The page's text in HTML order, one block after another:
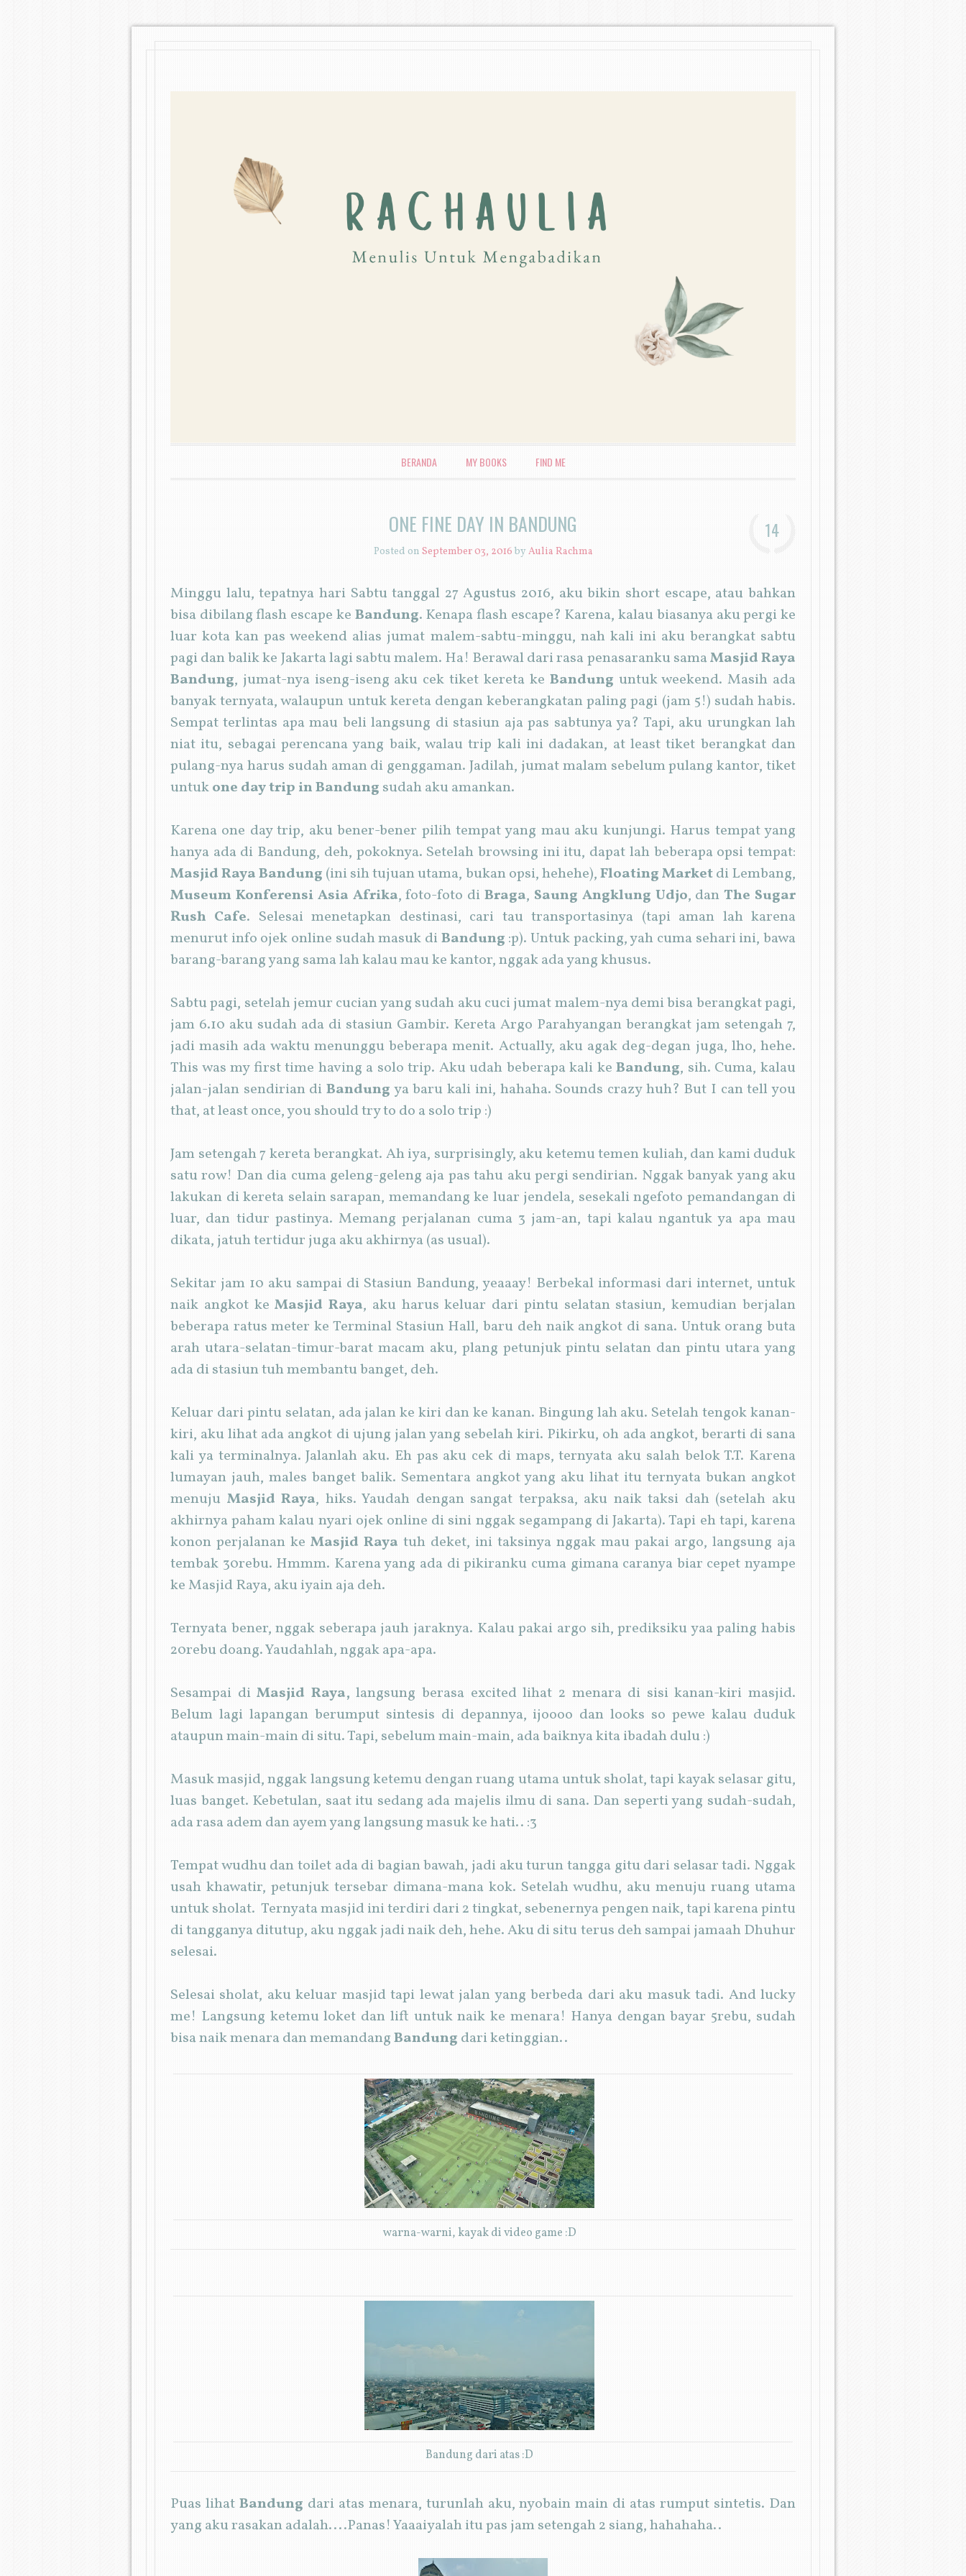
BERANDA MY BOOKS FIND ME
ONE FINE DAY IN BANDUNG
Posted on September 03, 2016 by Aulia Rachma
14
Minggu lalu, tepatnya hari Sabtu tanggal 27 Agustus 2016, aku bikin short escape, atau bahkan
bisa dibilang flash escape ke Bandung. Kenapa flash escape? Karena, kalau biasanya aku pergi ke
luar kota kan pas weekend alias jumat malem-sabtu-minggu, nah kali ini aku berangkat sabtu
pagi dan balik ke Jakarta lagi sabtu malem. Ha! Berawal dari rasa penasaranku samaMasjid Raya
Bandung, jumat-nya iseng-iseng aku cek tiket kereta ke Bandung untuk weekend. Masih ada
banyak ternyata, walaupun untuk kereta dengan keberangkatan paling pagi (jam 5!) sudah habis.
Sempat terlintas apa mau beli langsung di stasiun aja pas sabtunya ya? Tapi, aku urungkan lah
niat itu, sebagai perencana yang baik, walau trip kali ini dadakan, at least tiket berangkat dan
pulang-nya harus sudah aman di genggaman. Jadilah, jumat malam sebelum pulang kantor, tiket
untukone day trip in Bandung sudah aku amankan.
Karena one day trip, aku bener-bener pilih tempat yang mau aku kunjungi. Harus tempat yang
hanya ada di Bandung, deh, pokoknya. Setelah browsing ini itu, dapat lah beberapa opsi tempat:
Masjid Raya Bandung (ini sih tujuan utama, bukan opsi, hehehe),Floating Marketdi Lembang,
Museum Konferensi Asia Afrika, foto-foto di Braga, Saung Angklung Udjo, danThe Sugar
Rush Cafe. Selesai menetapkan destinasi, cari tau transportasinya (tapi aman lah karena
menurut info ojek online sudah masuk diBandung :p). Untuk packing, yah cuma sehari ini, bawa
barang-barang yang sama lah kalau mau ke kantor, nggak ada yang khusus.
Sabtu pagi, setelah jemur cucian yang sudah aku cuci jumat malem-nya demi bisa berangkat pagi,
jam 6.10 aku sudah ada di stasiun Gambir. Kereta Argo Parahyangan berangkat jam setengah 7,
jadi masih ada waktu menunggu beberapa menit. Actually, aku agak deg-degan juga, lho, hehe.
This was my first time having a solo trip. Aku udah beberapa kali keBandung, sih. Cuma, kalau
jalan-jalan sendirian diBandung ya baru kali ini, hahaha. Sounds crazy huh? But I can tell you
that, at least once, you should try to do a solo trip :)
Jam setengah 7 kereta berangkat. Ah iya, surprisingly, aku ketemu temen kuliah, dan kami duduk
satu row! Dan dia cuma geleng-geleng aja pas tahu aku pergi sendirian. Nggak banyak yang aku
lakukan di kereta selain sarapan, memandang ke luar jendela, sesekali ngefoto pemandangan di
luar, dan tidur pastinya. Memang perjalanan cuma 3 jam-an, tapi kalau ngantuk ya apa mau
dikata, jatuh tertidur juga aku akhirnya (as usual).
Sekitar jam 10 aku sampai di Stasiun Bandung, yeaaay! Berbekal informasi dari internet, untuk
naik angkot keMasjid Raya, aku harus keluar dari pintu selatan stasiun, kemudian berjalan
beberapa ratus meter ke Terminal Stasiun Hall, baru deh naik angkot di sana. Untuk orang buta
arah utara-selatan-timur-barat macam aku, plang petunjuk pintu selatan dan pintu utara yang
ada di stasiun tuh membantu banget, deh.
Keluar dari pintu selatan, ada jalan ke kiri dan ke kanan. Bingung lah aku. Setelah tengok kanan-
kiri, aku lihat ada angkot di ujung jalan yang sebelah kiri. Pikirku, oh ada angkot, berarti di sana
kali ya terminalnya. Jalanlah aku. Eh pas aku cek di maps, ternyata aku salah belok T.T. Karena
lumayan jauh, males banget balik. Sementara angkot yang aku lihat itu ternyata bukan angkot
menuju Masjid Raya, hiks. Yaudah dengan sangat terpaksa, aku naik taksi dah (setelah aku
akhirnya paham kalau nyari ojek online di sini nggak segampang di Jakarta). Tapi eh tapi, karena
konon perjalanan ke Masjid Raya tuh deket, ini taksinya nggak mau pakai argo, langsung aja
tembak 30rebu. Hmmm. Karena yang ada di pikiranku cuma gimana caranya biar cepet nyampe
ke Masjid Raya, aku iyain aja deh.
Ternyata bener, nggak seberapa jauh jaraknya. Kalau pakai argo sih, prediksiku yaa paling habis
20rebu doang. Yaudahlah, nggak apa-apa.
Sesampai diMasjid Raya, langsung berasa excited lihat 2 menara di sisi kanan-kiri masjid.
Belum lagi lapangan berumput sintesis di depannya, ijoooo dan looks so pewe kalau duduk
ataupun main-main di situ. Tapi, sebelum main-main, ada baiknya kita ibadah dulu :)
Masuk masjid, nggak langsung ketemu dengan ruang utama untuk sholat, tapi kayak selasar gitu,
luas banget. Kebetulan, saat itu sedang ada majelis ilmu di sana. Dan seperti yang sudah-sudah,
ada rasa adem dan ayem yang langsung masuk ke hati.. :3
Tempat wudhu dan toilet ada di bagian bawah, jadi aku turun tangga gitu dari selasar tadi. Nggak
usah khawatir, petunjuk tersebar dimana-mana kok. Setelah wudhu, aku menuju ruang utama
untuk sholat. Ternyata masjid ini terdiri dari 2 tingkat, sebenernya pengen naik, tapi karena pintu
di tangganya ditutup, aku nggak jadi naik deh, hehe. Aku di situ terus deh sampai jamaah Dhuhur
selesai.
Selesai sholat, aku keluar masjid tapi lewat jalan yang berbeda dari aku masuk tadi. And lucky
me! Langsung ketemu loket dan lift untuk naik ke menara! Hanya dengan bayar 5rebu, sudah
bisa naik menara dan memandangBandung dari ketinggian..
warna-warni, kayak di video game :D
Bandung dari atas :D
Puas lihat Bandung dari atas menara, turunlah aku, nyobain main di atas rumput sintetis. Dan
yang aku rasakan adalah....Panas! Yaaaiyalah itu pas jam setengah 2 siang, hahahaha..